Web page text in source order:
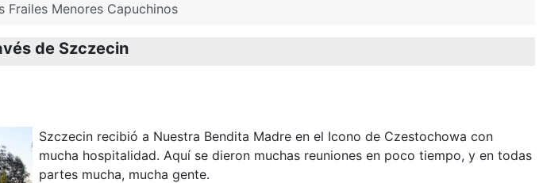
Frailes Menores Capuchinos
de Szczecin
Szczecin recibió a Nuestra Bendita Madre en el Icono de Czestochowa con
mucha hospitalidad. Aquí se dieron muchas reuniones en poco tiempo, y en todas
partes mucha, mucha gente.